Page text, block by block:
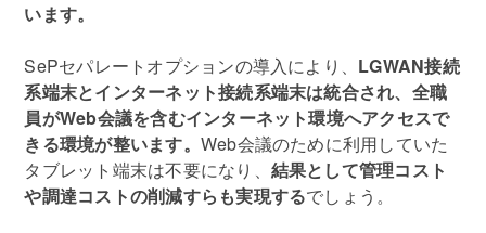
います。
SePセパレートオプションの導入により、 LGWAN接続
系端末とインターネット接続系端末は統合され、全職
員がWeb会議を含むインターネット環境へアクセスで
きる環境が整います。 Web会議のために利用していた
タブレット端末は不要になり、 結果として管理コスト
や調達コストの削減すらも実現するでしょう。